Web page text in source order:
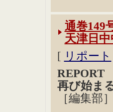
通巻149
天津日
[ リポート
REPORT
再び始ま
［編集部